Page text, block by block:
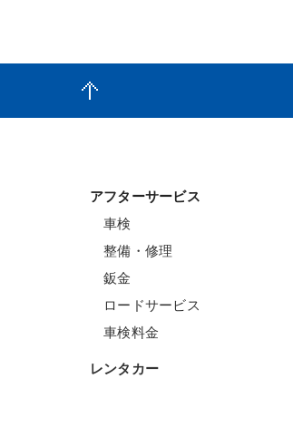
アフターサービス
車検
整備・修理
鈑金
ロードサービス
車検料金
レンタカー